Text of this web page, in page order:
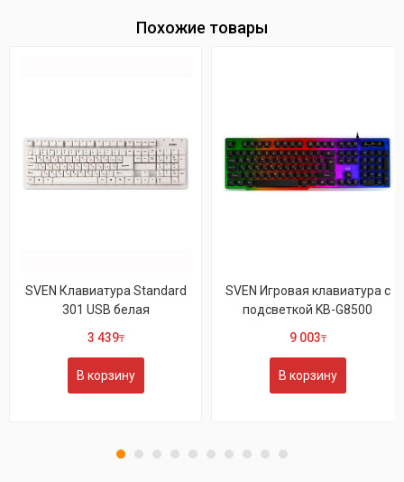
Похожие товары
Standard
301 USB белая
SVEN Игровая клавиатура с
подсветкой KB-G8500